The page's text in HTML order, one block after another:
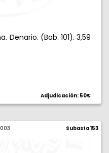
Denario. (Bab. 101). 3,59
Adjudicación: 50€
Subasta 153